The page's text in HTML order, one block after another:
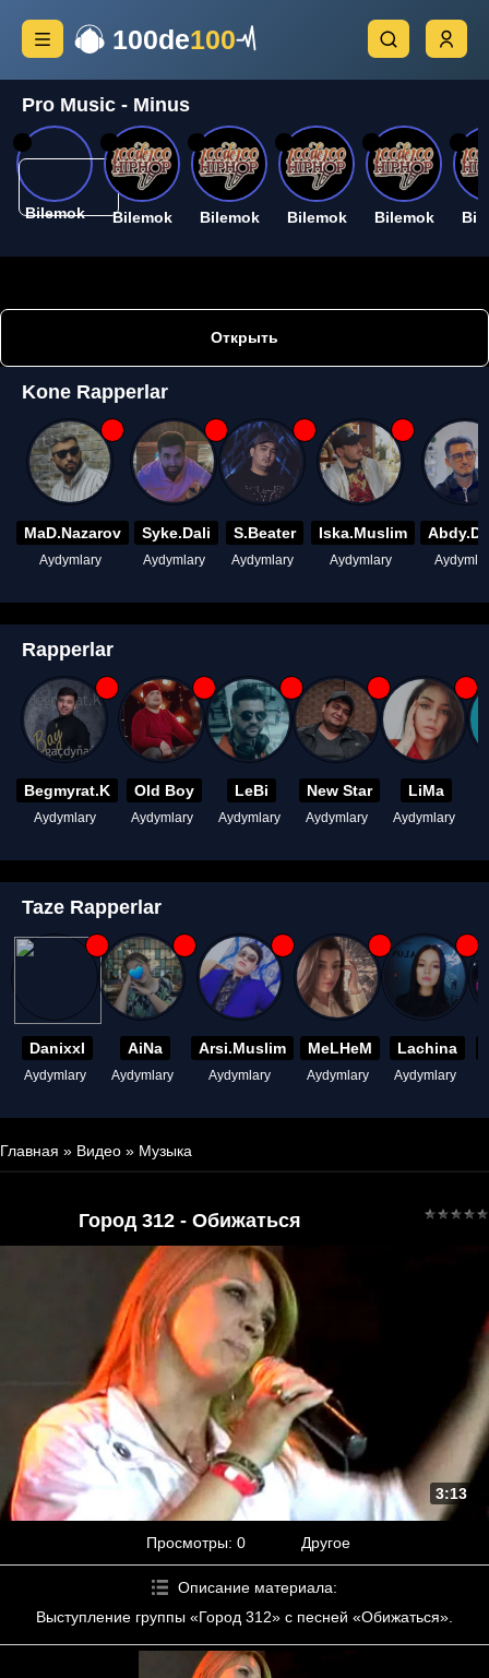
100de100
Pro Music - Minus
Bilemok Bilemok Bilemok Bilemok Bilemok
Открыть
Kone Rapperlar
MaD.Nazarov
Aydymlary
Syke.Dali
Aydymlary
S.Beater
Aydymlary
Iska.Muslim
Aydymlary
Rapperlar
Begmyrat.K
Aydymlary
Old Boy
Aydymlary
LeBi
Aydymlary
New Star
Aydymlary
LiMa
Aydymlary
Taze Rapperlar
Danixxl
Aydymlary
AiNa
Aydymlary
Arsi.Muslim
Aydymlary
MeLHeM
Aydymlary
Lachina
Aydymlary
Главная » Видео » Музыка
Город 312 - Обижаться
3:13
Просмотры: 0 Другое
Описание материала:
Выступление группы «Город 312» с песней «Обижаться».